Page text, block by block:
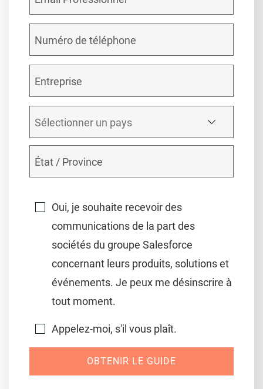
Oui, je souhaite recevoir des
communications de la part des
sociétés du groupe Salesforce
concernant leurs produits, solutions et
événements. Je peux me désinscrire à
tout moment.
Appelez-moi, s'il vous plaît.
OBTENIR LE GUIDE